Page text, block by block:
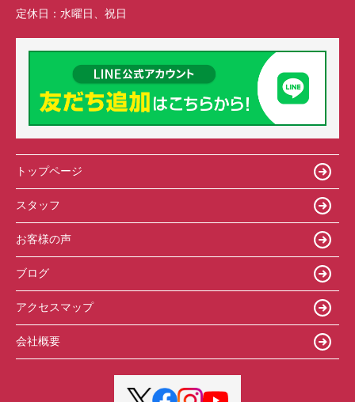
定休日： 水曜日、祝日
トップページ
スタッフ
お客様の声
ブログ
アクセスマップ
会社概要